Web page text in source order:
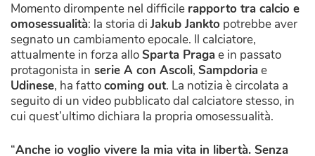
Momento dirompente nel difficile rapporto tra calcio e
omosessualità: la storia di Jakub Jankto potrebbe aver
segnato un cambiamento epocale. Il calciatore,
attualmente in forza alloSparta Pragae in passato
protagonista in serie A con Ascoli, Sampdoriae
Udinese, ha fattocoming out. La notizia è circolata a
seguito di un video pubblicato dal calciatore stesso, in
cui quest’ultimo dichiara la propria omosessualità.
“Anche io voglio vivere la mia vita in libertà. Senza